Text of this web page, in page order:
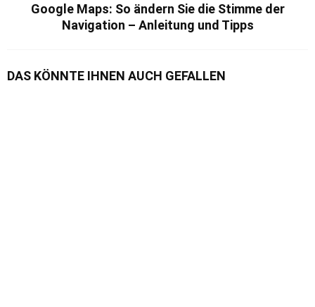
Google Maps: So ändern Sie die Stimme der
Navigation – Anleitung und Tipps
DAS KÖNNTE IHNEN AUCH GEFALLEN